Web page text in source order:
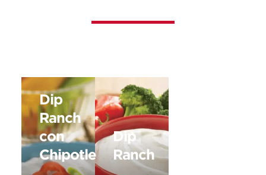
Dip
Ranch
con
Chipotle
Dip
Ranch